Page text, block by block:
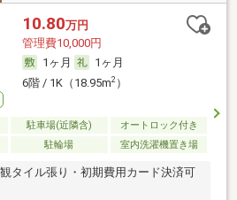
10.80万円
管理費10,000円
1ヶ月
1ヶ月
6階 / 1K（18.95m2）
駐車場(近隣含)
オートロック付き
駐輪場 室内洗濯機置き場
タイル張り・初期費用カード決済可